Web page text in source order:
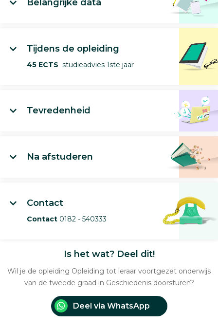
Belangrijke data
Tijdens de opleiding
45 ECTS studieadvies 1ste jaar
Tevredenheid
Na afstuderen
Contact
Contact 0182 - 540333
Is het wat? Deel dit!
Wil je de opleiding Opleiding tot leraar voortgezet onderwijs
van de tweede graad in Geschiedenis doorsturen?
Deel via WhatsApp